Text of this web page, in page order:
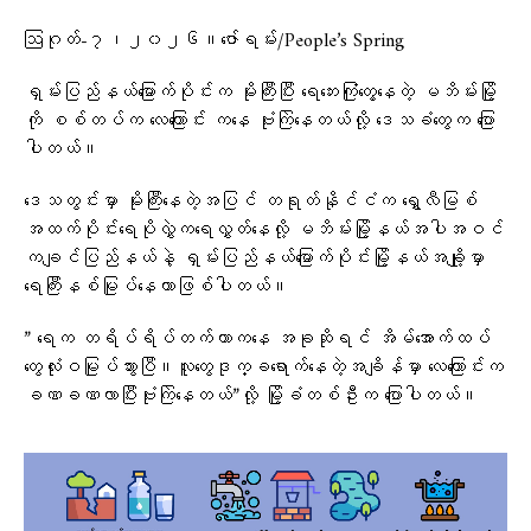
ဩဂုတ်-၇၊၂၀၂၆။ဇော်ရမ်း/People’s Spring
ရှမ်းပြည်နယ်မြောက်ပိုင်းက မိုးကြီးပြီး ရေဘေးကြုံတွေ့နေတဲ့ မဘိမ်းမြို့
ကို စစ်တပ်က လေကြောင်း ကနေ ဗုံးကြဲနေတယ်လို့ ဒေသခံတွေက ပြော
ပါတယ်။
ဒေသတွင်းမှာ မိုးကြီးနေတဲ့အပြင် တရုတ်နိုင်ငံက ရွှေလီမြစ်
အထက်ပိုင်းရေပိုလွှဲက​ရေလွှတ်နေလို့ မဘိမ်းမြို့နယ်အပါအဝင်
ကချင်ပြည်နယ်နဲ့ ရှမ်းပြည်နယ်မြောက်ပိုင်းမြို့နယ်အချို့မှာ
ရေကြီးနစ်မြုပ်နေတာဖြစ်ပါတယ်။
” ရေက တရိပ်ရိပ်တက်တာကနေ အခုဆိုရင် အိမ်အောက်ထပ်
တွေလုံးဝမြုပ်သွားပြီ။လူတွေဒုက္ခရောက်နေတဲ့အချိန်မှာ လေကြောင်းက
ခဏခဏလာပြီးဗုံးကြဲနေတယ်”လို့ မြို့ခံတစ်ဦးက ပြောပါတယ်။